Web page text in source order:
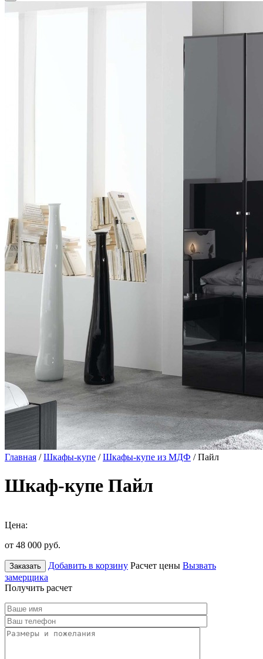
Главная /Шкафы-купе /Шкафы-купе из МДФ / Пайл
Шкаф-купе Пайл
Цена:
от 48 000 руб.
Заказать Добавить в корзину Расчет цены Вызвать
замерщика
Получить расчет